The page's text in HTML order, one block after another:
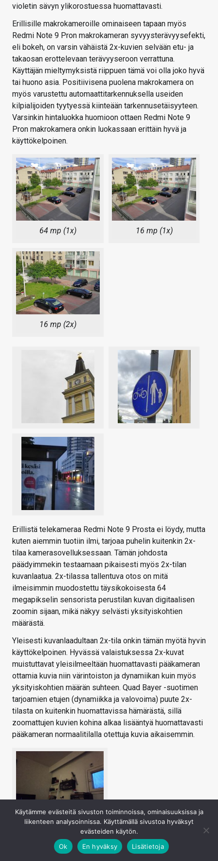
violetin sävyn ylikorostuessa huomattavasti.
Erillisille makrokameroille ominaiseen tapaan myös
Redmi Note 9 Pron makrokameran syvyysterävyysefekti,
eli bokeh, on varsin vähäistä 2x-kuvien selvään etu- ja
takaosan erottelevaan terävyyseroon verrattuna.
Käyttäjän mieltymyksistä riippuen tämä voi olla joko hyvä
tai huono asia. Positiivisena puolena makrokamera on
myös varustettu automaattitarkennuksella useiden
kilpialijoiden tyytyessä kiinteään tarkennusetäisyyteen.
Varsinkin hintaluokka huomioon ottaen Redmi Note 9
Pron makrokamera onkin luokassaan erittäin hyvä ja
käyttökelpoinen.
64 mp (1x) 16 mp (1x)
16 mp (2x)
Erillistä telekameraa Redmi Note 9 Prosta ei löydy, mutta
kuten aiemmin tuotiin ilmi, tarjoaa puhelin kuitenkin 2x-
tilaa kamerasovelluksessaan. Tämän johdosta
päädyimmekin testaamaan pikaisesti myös 2x-tilan
kuvanlaatua. 2x-tilassa tallentuva otos on mitä
ilmeisimmin muodostettu täysikokoisesta 64
megapikselin sensorista perustilan kuvan digitaalisen
zoomin sijaan, mikä näkyy selvästi yksityiskohtien
määrästä.
Yleisesti kuvanlaadultaan 2x-tila onkin tämän myötä hyvin
käyttökelpoinen. Hyvässä valaistuksessa 2x-kuvat
muistuttavat yleisilmeeltään huomattavasti pääkameran
ottamia kuvia niin värintoiston ja dynamiikan kuin myös
yksityiskohtien määrän suhteen. Quad Bayer -suotimen
tarjoamien etujen (dynamiikka ja valovoima) puute 2x-
tilasta on kuitenkin huomattavissa hämärästä, sillä
zoomattujen kuvien kohina alkaa lisääntyä huomattavasti
pääkameran normaalitilalla otettuja kuvia aikaisemmin.
Perus
Käytämme evästeitä sivuston toiminnoissa, ominaisuuksissa ja
liikenteen analysoinnissa. Käyttämällä sivustoa hyväksyt
evästeiden käytön.
Ok
En hyväksy Lisätietoja